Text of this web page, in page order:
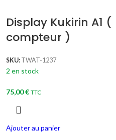
Display Kukirin A1 (
compteur )
SKU: TWAT-1237
2 en stock
75,00€ TTC
Ajouter au panier